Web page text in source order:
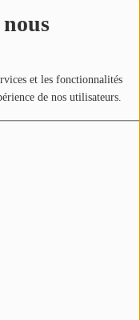
et les fonctionnalités
de nos utilisateurs.
semaine.